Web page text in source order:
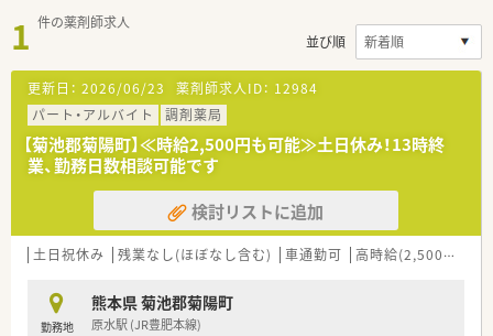
1 件の薬剤師求人
並び順
更新日： 2026/06/23 薬剤師求人ID： 12984
パート・アルバイト
調剤薬局
【菊池郡菊陽町】≪時給2,500円も可能≫土日休み！13時終
業、勤務日数相談可能です
検討リストに追加
土日祝休み 残業なし(ほぼなし含む) 車通勤可 高時給(2,500円以上)
勤務地
熊本県 菊池郡菊陽町
原水駅 (JR豊肥本線)